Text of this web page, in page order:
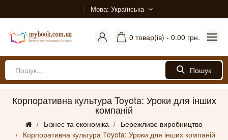
Мова Українська
0 товар(ів) - 0.00 грн.
Пошук
Корпоративна культура Toyota: Уроки для інших
компаній
Бізнес та економіка
Бережливе виробництво
Корпоративна культура Toyota: Уроки для інших компаній